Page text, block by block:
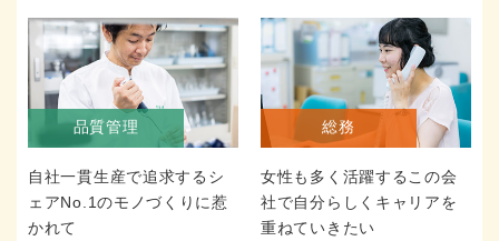
品質管理
自社一貫生産で追求するシ
ェアNo.1のモノづくりに惹
かれて
総務
女性も多く活躍するこの会
社で自分らしくキャリアを
重ねていきたい